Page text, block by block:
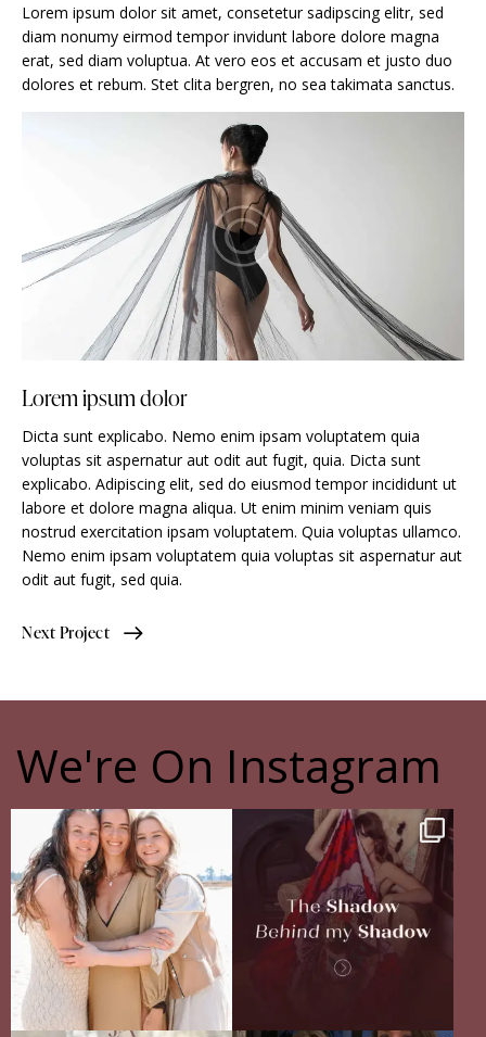
Lorem ipsum dolor sit amet, consetetur sadipscing elitr, sed
diam nonumy eirmod tempor invidunt labore dolore magna
erat, sed diam voluptua. At vero eos et accusam et justo duo
dolores et rebum. Stet clita bergren, no sea takimata sanctus.
Lorem ipsum dolor
Dicta sunt explicabo. Nemo enim ipsam voluptatem quia
voluptas sit aspernatur aut odit aut fugit, quia. Dicta sunt
explicabo. Adipiscing elit, sed do eiusmod tempor incididunt ut
labore et dolore magna aliqua. Ut enim minim veniam quis
nostrud exercitation ipsam voluptatem. Quia voluptas ullamco.
Nemo enim ipsam voluptatem quia voluptas sit aspernatur aut
odit aut fugit, sed quia.
Next Project
We're On Instagram
The pain of having sisters
Of course, I...
27 0
The Shadow Behind my Shadow
Full story in...
16 5